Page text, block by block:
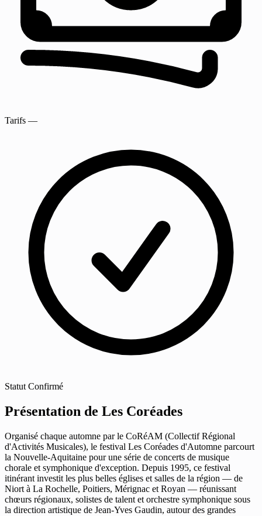
Tarifs —
Statut Confirmé
Présentation de Les Coréades
Organisé chaque automne par le CoRéAM (Collectif Régional
d'Activités Musicales), le festival Les Coréades d'Automne parcourt
la Nouvelle-Aquitaine pour une série de concerts de musique
chorale et symphonique d'exception. Depuis 1995, ce festival
itinérant investit les plus belles églises et salles de la région — de
Niort à La Rochelle, Poitiers, Mérignac et Royan — réunissant
chœurs régionaux, solistes de talent et orchestre symphonique sous
la direction artistique de Jean-Yves Gaudin, autour des grandes